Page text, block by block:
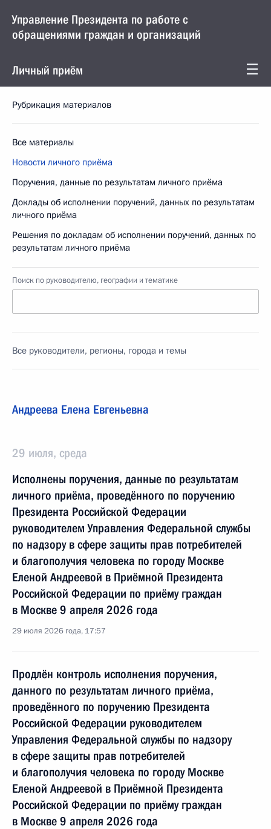
Управление Президента по работе с
обращениями граждан и организаций
Личный приём
Рубрикация материалов
Все материалы
Новости личного приёма
Поручения, данные по результатам личного приёма
Доклады об исполнении поручений, данных по результатам
личного приёма
Решения по докладам об исполнении поручений, данных по
результатам личного приёма
Поиск по руководителю, географии и тематике
Все руководители, регионы, города и темы
Андреева Елена Евгеньевна
29 июля, среда
Исполнены поручения, данные по результатам
личного приёма, проведённого по поручению
Президента Российской Федерации
руководителем Управления Федеральной службы
по надзору в сфере защиты прав потребителей
и благополучия человека по городу Москве
Еленой Андреевой в Приёмной Президента
Российской Федерации по приёму граждан
в Москве 9 апреля 2026 года
29 июля 2026 года, 17:57
Продлён контроль исполнения поручения,
данного по результатам личного приёма,
проведённого по поручению Президента
Российской Федерации руководителем
Управления Федеральной службы по надзору
в сфере защиты прав потребителей
и благополучия человека по городу Москве
Еленой Андреевой в Приёмной Президента
Российской Федерации по приёму граждан
в Москве 9 апреля 2026 года